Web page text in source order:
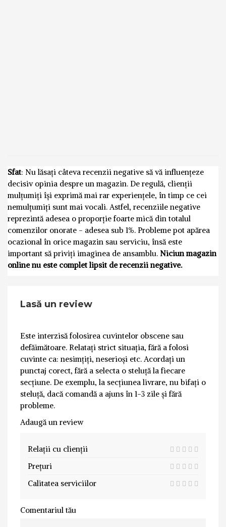
Sfat: Nu lăsați câteva recenzii negative să vă influențeze
decisiv opinia despre un magazin. De regulă, clienții
mulțumiți își exprimă mai rar experiențele, în timp ce cei
nemulțumiți sunt mai vocali. Astfel, recenziile negative
reprezintă adesea o proporție foarte mică din totalul
comenzilor onorate - adesea sub 1%. Probleme pot apărea
ocazional în orice magazin sau serviciu, însă este
important să priviți imaginea de ansamblu. Niciun magazin
online nu este complet lipsit de recenzii negative.
Lasă un review
Este interzisă folosirea cuvintelor obscene sau
defăimătoare. Relatați strict situația, fără a folosi
cuvinte ca: nesimțiți, neserioși etc. Acordați un
punctaj corect, fără a selecta o steluță la fiecare
secțiune. De exemplu, la secțiunea livrare, nu bifați o
steluță, dacă comandă a ajuns în 1-3 zile și fără
probleme.
Adaugă un review
Relații cu clienții
Prețuri
Calitatea serviciilor
Comentariul tău